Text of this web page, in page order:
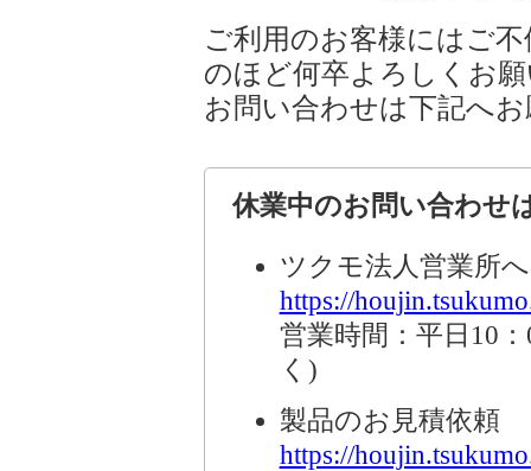
ご利用のお客様にはご
のほど何卒よろしくお
お問い合わせは下記へ
休業中のお問い合わせ
ツクモ法人営業所
https://
営業時間：平日10
く)
製品のお見積依頼
https://